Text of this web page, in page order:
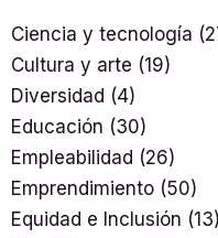
Ciencia y tecnología
Cultura y arte (19)
Diversidad (4)
Educación (30)
Empleabilidad (26)
Emprendimiento (50)
Equidad e Inclusión (13)